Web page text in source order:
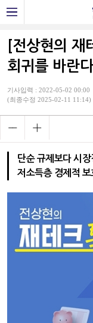
[전상현의 재
회귀를 바란다
기사입력 : 2022-05-02 00:00
(최종수정 2025-02-11 11:14)
단순 규제보다 시
저소득층 경제적